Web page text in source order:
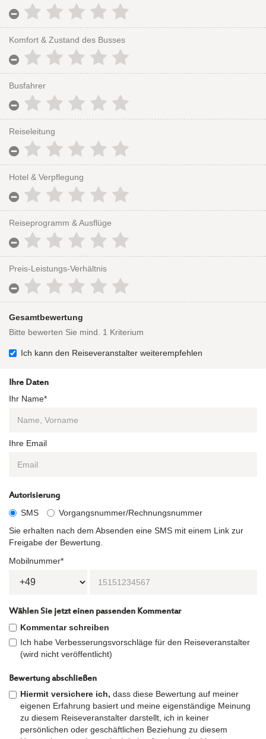
Komfort & Zustand des Busses
Busfahrer
Reiseleitung
Hotel & Verpflegung
Reiseprogramm & Ausflüge
Preis-Leistungs-Verhältnis
Gesamtbewertung
Bitte bewerten Sie mind. 1 Kriterium
Ich kann den Reiseveranstalter weiterempfehlen
Ihre Daten
Ihr Name*
Ihre Email
Autorisierung
SMS
Vorgangsnummer/Rechnungsnummer
Sie erhalten nach dem Absenden eine SMS mit einem Link zur
Freigabe der Bewertung.
Mobilnummer*
Wählen Sie jetzt einen passenden Kommentar
Kommentar schreiben
Ich habe Verbesserungsvorschläge für den Reiseveranstalter
(wird nicht veröffentlicht)
Bewertung abschließen
Hiermit versichere ich, dass diese Bewertung auf meiner
eigenen Erfahrung basiert und meine eigenständige Meinung
zu diesem Reiseveranstalter darstellt, ich in keiner
persönlichen oder geschäftlichen Beziehung zu diesem